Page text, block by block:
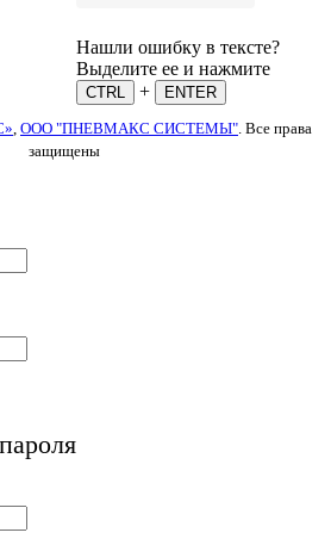
Нашли ошибку в тексте?
Выделите ее и нажмите
CTRL +
ENTER
ООО "ПНЕВМАКС СИСТЕМЫ" . Все права
защищены